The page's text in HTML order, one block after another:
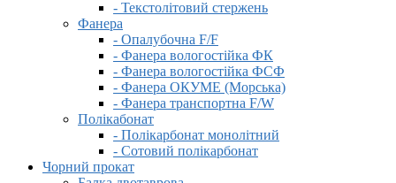
- Текстолітовий стержень
Фанера
- Опалубочна F/F
- Фанера вологостійка ФК
- Фанера вологостійка ФСФ
- Фанера ОКУМЕ (Морська)
- Фанера транспортна F/W
Полікабонат
- Полікарбонат монолітний
- Сотовий полікарбонат
Чорний прокат